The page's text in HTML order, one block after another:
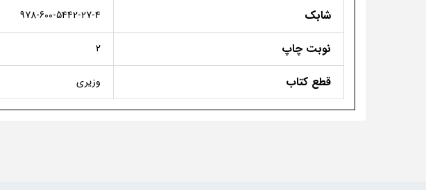
شابک 978-600-5442-27-4
نوبت چاپ 2
قطع کتاب وزیری